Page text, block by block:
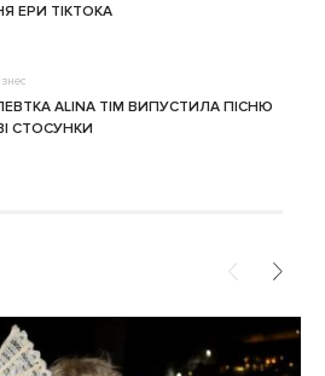
ЕРИ ТІКТОКА
ALINA TIM ВИПУСТИЛА ПІСНЮ
СТОСУНКИ